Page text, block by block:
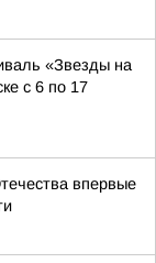
«Звезды на
с 6 по 17
впервые